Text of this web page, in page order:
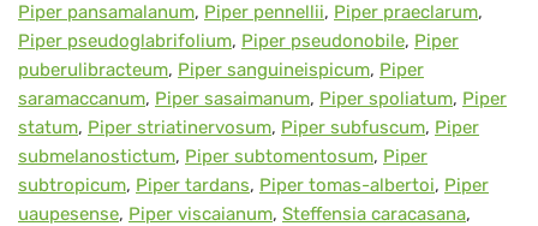
Piper pansamalanum, Piper pennellii, Piper praeclarum,
Piper pseudoglabrifolium, Piper pseudonobile, Piper
puberulibracteum, Piper sanguineispicum, Piper
saramaccanum, Piper sasaimanum, Piper spoliatum, Piper
statum, Piper striatinervosum, Piper subfuscum, Piper
submelanostictum, Piper subtomentosum, Piper
subtropicum, Piper tardans, Piper tomas-albertoi, Piper
uaupesense, Piper viscaianum, Steffensia caracasana,